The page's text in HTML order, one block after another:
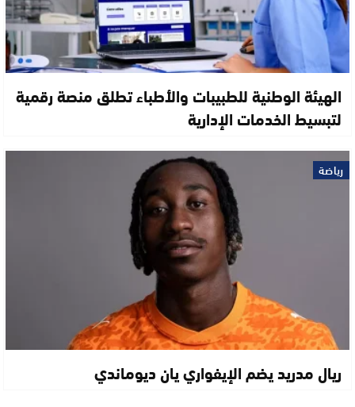
الهيئة الوطنية للطبيبات والأطباء تطلق منصة رقمية
لتبسيط الخدمات الإدارية
رياضة
ريال مدريد يضم الإيفواري يان ديوماندي